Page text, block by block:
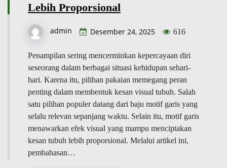
Lebih Proporsional
admin Desember 24, 2025 616
Penampilan sering mencerminkan kepercayaan diri
seseorang dalam berbagai situasi kehidupan sehari-
hari. Karena itu, pilihan pakaian memegang peran
penting dalam membentuk kesan visual tubuh. Salah
satu pilihan populer datang dari baju motif garis yang
selalu relevan sepanjang waktu. Selain itu, motif garis
menawarkan efek visual yang mampu menciptakan
kesan tubuh lebih proporsional. Melalui artikel ini,
pembahasan…